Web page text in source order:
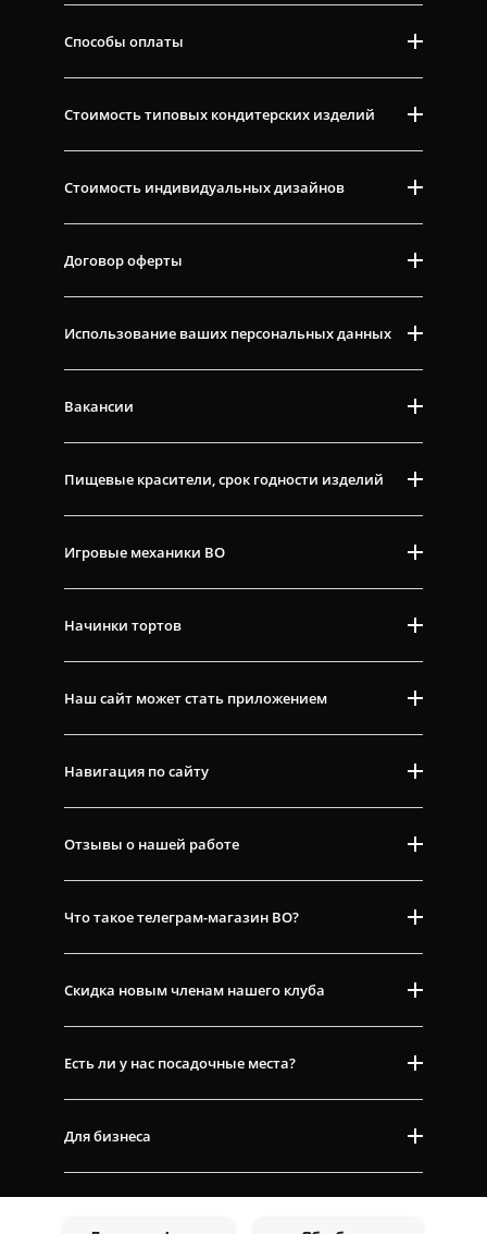
Способы оплаты
Стоимость типовых кондитерских изделий
Стоимость индивидуальных дизайнов
Договор оферты
Использование ваших персональных данных
Вакансии
Пищевые красители, срок годности изделий
Игровые механики ВО
Начинки тортов
Наш сайт может стать приложением
Навигация по сайту
Отзывы о нашей работе
Что такое телеграм-магазин ВО?
Скидка новым членам нашего клуба
Есть ли у нас посадочные места?
Для бизнеса